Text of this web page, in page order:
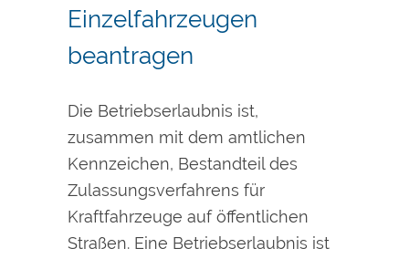
Einzelfahrzeugen
beantragen
Die Betriebserlaubnis ist,
zusammen mit dem amtlichen
Kennzeichen, Bestandteil des
Zulassungsverfahrens für
Kraftfahrzeuge auf öffentlichen
Straßen. Eine Betriebserlaubnis ist